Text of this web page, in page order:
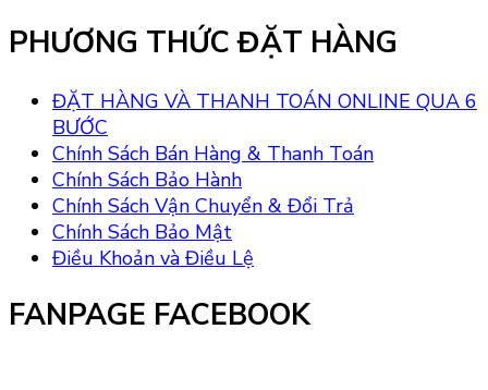
PHƯƠNG THỨC ĐẶT HÀNG
ĐẶT HÀNG VÀ THANH TOÁN ONLINE QUA 6
BƯỚC
Chính Sách Bán Hàng & Thanh Toán
Chính Sách Bảo Hành
Chính Sách Vận Chuyển & Đổi Trả
Chính Sách Bảo Mật
Điều Khoản và Điều Lệ
FANPAGE FACEBOOK